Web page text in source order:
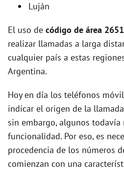
Luján
El uso de código de área 2651
realizar llamadas a larga
cualquier país a estas
Argentina.
Hoy en día los teléfonos
indicar el origen de la
sin embargo, algunos todavía
funcionalidad. Por eso, es
procedencia de los números
comienzan con una